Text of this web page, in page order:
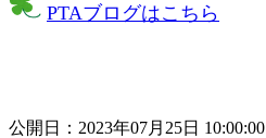
PTAブログはこちら
公開日：2023年07月25日 10:00:00